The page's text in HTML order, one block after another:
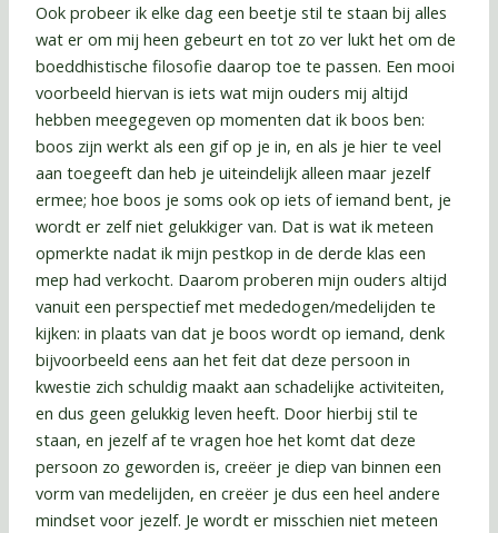
Ook probeer ik elke dag een beetje stil te staan bij alles
wat er om mij heen gebeurt en tot zo ver lukt het om de
boeddhistische filosofie daarop toe te passen. Een mooi
voorbeeld hiervan is iets wat mijn ouders mij altijd
hebben meegegeven op momenten dat ik boos ben:
boos zijn werkt als een gif op je in, en als je hier te veel
aan toegeeft dan heb je uiteindelijk alleen maar jezelf
ermee; hoe boos je soms ook op iets of iemand bent, je
wordt er zelf niet gelukkiger van. Dat is wat ik meteen
opmerkte nadat ik mijn pestkop in de derde klas een
mep had verkocht. Daarom proberen mijn ouders altijd
vanuit een perspectief met mededogen/medelijden te
kijken: in plaats van dat je boos wordt op iemand, denk
bijvoorbeeld eens aan het feit dat deze persoon in
kwestie zich schuldig maakt aan schadelijke activiteiten,
en dus geen gelukkig leven heeft. Door hierbij stil te
staan, en jezelf af te vragen hoe het komt dat deze
persoon zo geworden is, creëer je diep van binnen een
vorm van medelijden, en creëer je dus een heel andere
mindset voor jezelf. Je wordt er misschien niet meteen